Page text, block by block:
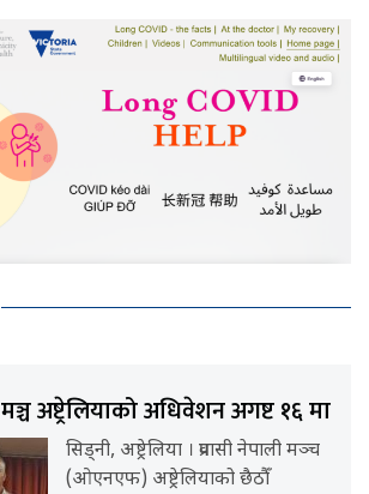
मञ्च अष्ट्रेलियाको अधिवेशन अगष्ट १६ मा
सिड्नी, अष्ट्रेलिया । प्रवासी नेपाली मञ्च
(ओएनएफ) अष्ट्रेलियाको छैठौँ